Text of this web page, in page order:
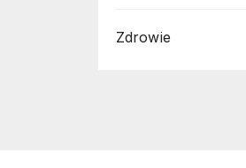
Zdrowie